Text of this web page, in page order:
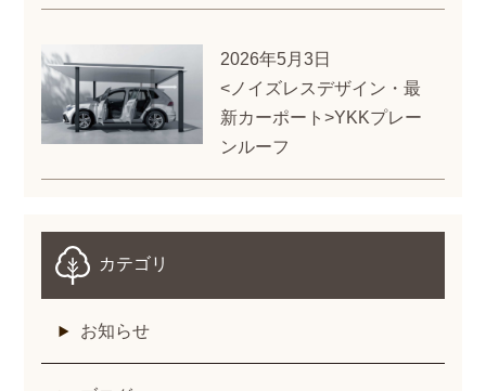
2026年5月3日
<ノイズレスデザイン・最
新カーポート>YKKプレー
ンルーフ
カテゴリ
お知らせ